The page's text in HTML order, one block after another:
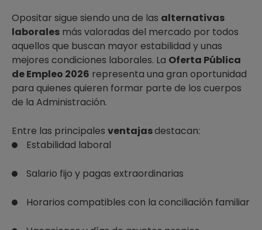
Opositar sigue siendo una de las alternativas
laborales más valoradas del mercado por todos
aquellos que buscan mayor estabilidad y unas
mejores condiciones laborales. La Oferta Pública
de Empleo 2026 representa una gran oportunidad
para quienes quieren formar parte de los cuerpos
de la Administración.
Entre las principales ventajasdestacan:
Estabilidad laboral
Salario fijo y pagas extraordinarias
Horarios compatibles con la conciliación familiar